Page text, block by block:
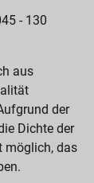
- 130
aus
der
Dichte der
möglich, das